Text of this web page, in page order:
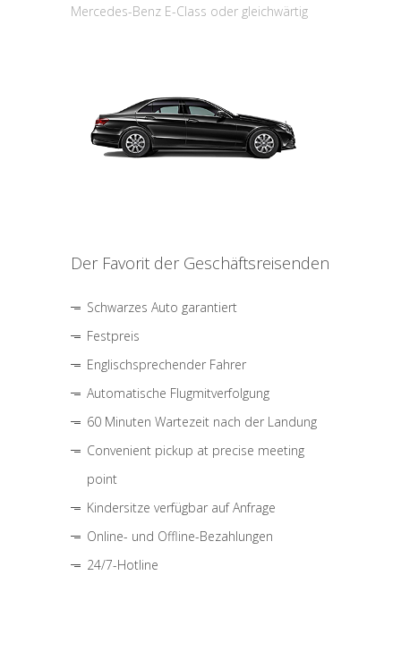
Mercedes-Benz E-Class oder gleichwärtig
Der Favorit der Geschäftsreisenden
Schwarzes Auto garantiert
Festpreis
Englischsprechender Fahrer
Automatische Flugmitverfolgung
60 Minuten Wartezeit nach der Landung
Convenient pickup at precise meeting
point
Kindersitze verfügbar auf Anfrage
Online- und Offline-Bezahlungen
24/7-Hotline